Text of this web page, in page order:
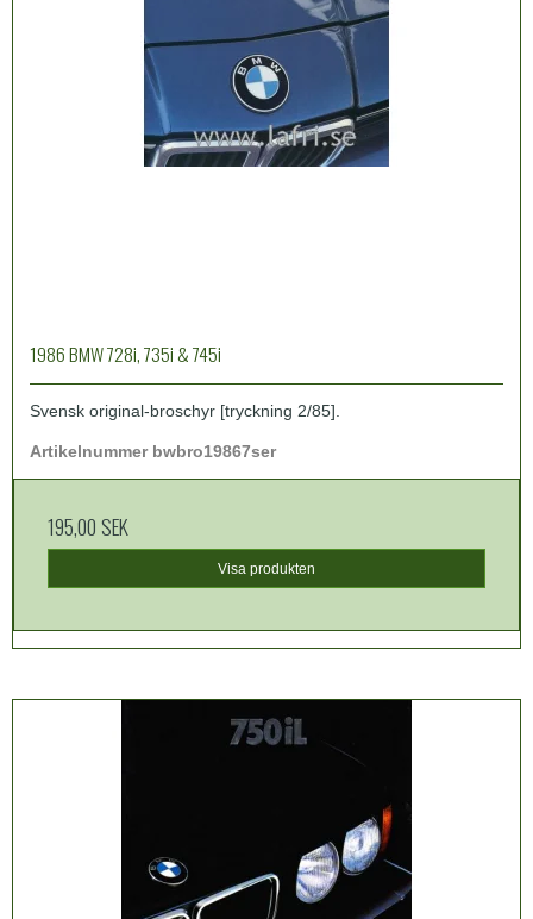
1986 BMW 728i, 735i & 745i
Svensk original-broschyr [tryckning 2/85].
Artikelnummer bwbro19867ser
195,00 SEK
Visa produkten